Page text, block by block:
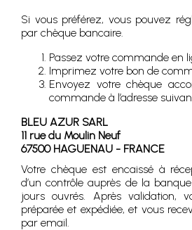
Si vous préférez, vous pouvez
par chèque bancaire.
Passez votre commande en
Imprimez votre bon de
Envoyez votre chèque
commande à l’adresse
BLEU AZUR SARL
11 rue du Moulin Neuf
67500 HAGUENAU - FRANCE
Votre chèque est encaissé à
d’un contrôle auprès de la
jours ouvrés. Après validation,
préparée et expédiée, et vous
par email.